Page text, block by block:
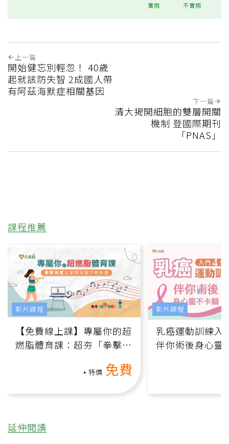
實用 不實用
上一篇
開始健忘別輕忽！ 40歲
起就該防失智 2成國人帶
有阿茲海默症相關基因
下一篇
清大揭開細胞的雙層開關
機制 登國際期刊
「PNAS」
課程推薦
【免費線上課】專屬你的超
燃脂體育課：超夯「拳擊有
特價 免費
影片課程
乳癌運動訓練入
伴你術後身心靈
影片課程
延伸閱讀